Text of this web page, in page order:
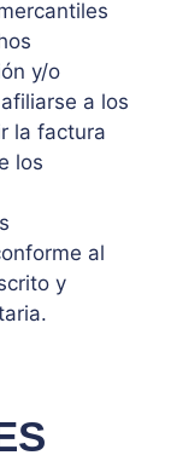
y/o
a los
la factura
los
al
y